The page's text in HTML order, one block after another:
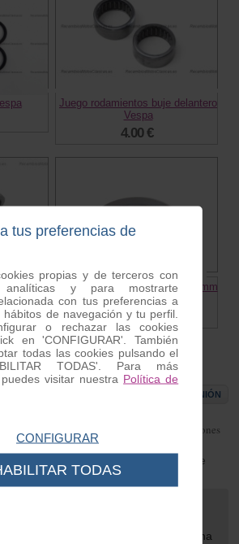
Juego rodamientos buje delantero
Vespa
4.00 €
Distanciador eje suspesion 20mm
Vespa
1.70 €
ESCRIBIR OPINIÓN
Vespa opiniones
Talavera de la reina | Monday 21 de
un precio justo ademas muy buena
tus preferencias de
propias y de terceros con
analíticas y para mostrarte
con tus preferencias a
de navegación y tu perfil.
o rechazar las cookies
en 'CONFIGURAR'. También
todas las cookies pulsando el
TODAS'. Para más
visitar nuestra Política de
CONFIGURAR
TODAS